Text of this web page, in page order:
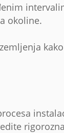
okoline.